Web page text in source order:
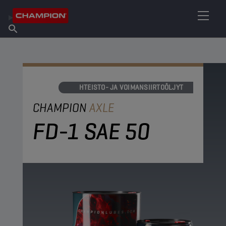
Tietoa Championista
Etsi myyntipiste
VAIHTEISTO- JA VOIMANSIIRTOÖLJYT
CHAMPIONAXLE
FD-1 SAE 50